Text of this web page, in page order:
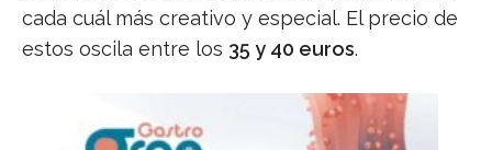
cada cuál más creativo y especial. El precio de
estos oscila entre los 35 y 40 euros.